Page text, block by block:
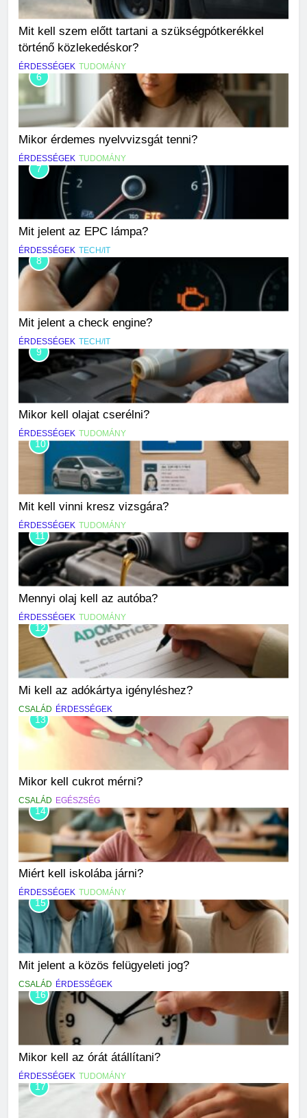
Mit kell szem előtt tartani a szükségpótkerékkel
történő közlekedéskor?
ÉRDESSÉGEK TUDOMÁNY
6
Mikor érdemes nyelvvizsgát tenni?
ÉRDESSÉGEK TUDOMÁNY
7
Mit jelent az EPC lámpa?
ÉRDESSÉGEK TECH/IT
8
Mit jelent a check engine?
ÉRDESSÉGEK TECH/IT
9
Mikor kell olajat cserélni?
ÉRDESSÉGEK TUDOMÁNY
10
Mit kell vinni kresz vizsgára?
ÉRDESSÉGEK TUDOMÁNY
11
Mennyi olaj kell az autóba?
ÉRDESSÉGEK TUDOMÁNY
12
Mi kell az adókártya igényléshez?
CSALÁD ÉRDESSÉGEK
13
Mikor kell cukrot mérni?
CSALÁD EGÉSZSÉG
14
Miért kell iskolába járni?
ÉRDESSÉGEK TUDOMÁNY
15
Mit jelent a közös felügyeleti jog?
CSALÁD ÉRDESSÉGEK
16
Mikor kell az órát átállítani?
ÉRDESSÉGEK TUDOMÁNY
17